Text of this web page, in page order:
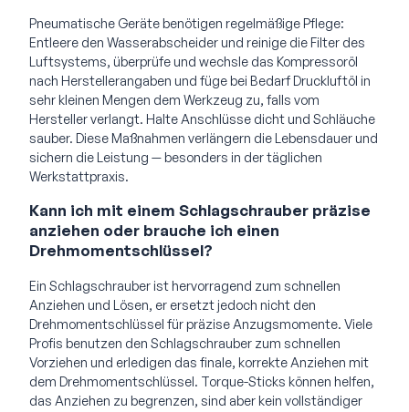
Pneumatische Geräte benötigen regelmäßige Pflege:
Entleere den Wasserabscheider und reinige die Filter des
Luftsystems, überprüfe und wechsle das Kompressoröl
nach Herstellerangaben und füge bei Bedarf Druckluftöl in
sehr kleinen Mengen dem Werkzeug zu, falls vom
Hersteller verlangt. Halte Anschlüsse dicht und Schläuche
sauber. Diese Maßnahmen verlängern die Lebensdauer und
sichern die Leistung — besonders in der täglichen
Werkstattpraxis.
Kann ich mit einem Schlagschrauber präzise
anziehen oder brauche ich einen
Drehmomentschlüssel?
Ein Schlagschrauber ist hervorragend zum schnellen
Anziehen und Lösen, er ersetzt jedoch nicht den
Drehmomentschlüssel für präzise Anzugsmomente. Viele
Profis benutzen den Schlagschrauber zum schnellen
Vorziehen und erledigen das finale, korrekte Anziehen mit
dem Drehmomentschlüssel. Torque-Sticks können helfen,
das Anziehen zu begrenzen, sind aber kein vollständiger